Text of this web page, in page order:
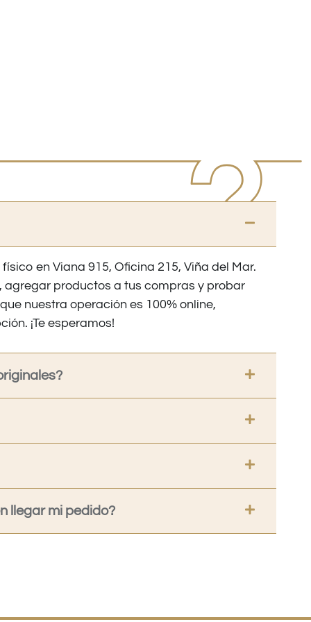
en Viana 915, Oficina 215, Viña del Mar.
agregar productos a tus compras y probar
nuestra operación es 100% online,
¡Te esperamos!
llegar mi pedido?